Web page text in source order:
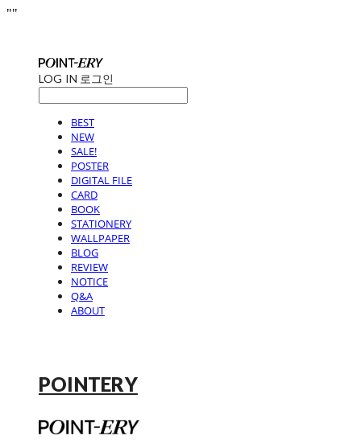
""
LOG IN 로그인
BEST
NEW
SALE!
POSTER
DIGITAL FILE
CARD
BOOK
STATIONERY
WALLPAPER
BLOG
REVIEW
NOTICE
Q&A
ABOUT
POINTERY